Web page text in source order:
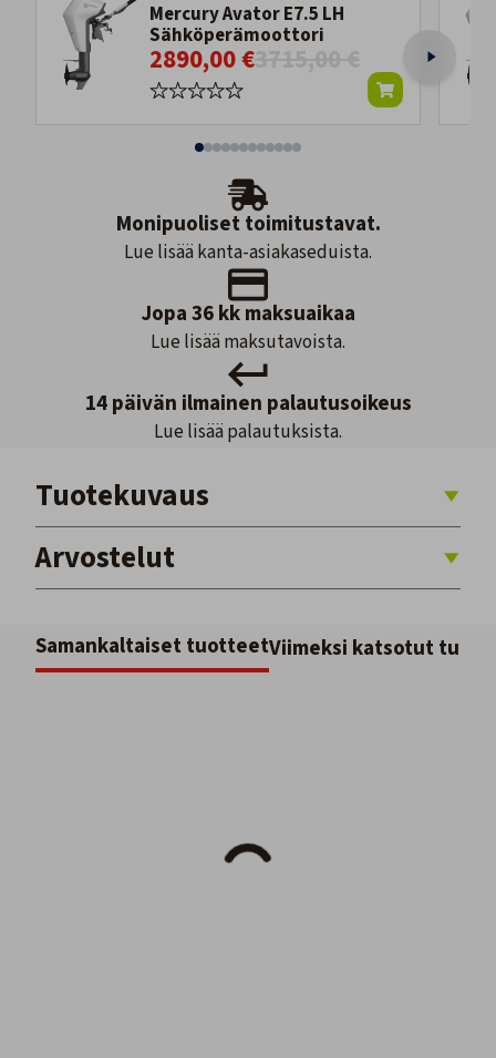
Mercury Avator E7.5 LH
Sähköperämoottori
2890,00 €3715,00 €
Monipuoliset toimitustavat.
Lue lisää kanta-asiakaseduista.
Jopa 36 kk maksuaikaa
Lue lisää maksutavoista.
14 päivän ilmainen palautusoikeus
Lue lisää palautuksista.
Tuotekuvaus
Arvostelut
Samankaltaiset tuotteetViimeksi katsotut